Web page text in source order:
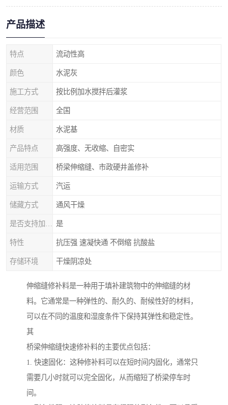
产品描述
特点 流动性高
颜色 水泥灰
施工方式 按比例加水搅拌后灌浆
经营范围 全国
材质 水泥基
产品特点 高强度、无收缩、自密实
适用范围 桥梁伸缩缝、市政硬井盖修补
运输方式 汽运
储藏方式 通风干燥
是
特性 抗压强 速凝快通 不倒缩 抗酸盐
存储环境 干燥阴凉处
伸缩缝修补料是一种用于填补建筑物中的伸缩缝的材
料。它通常是一种弹性的、耐久的、耐候性好的材料，
可以在不同的温度和湿度条件下保持其弹性和稳定性。
其
桥梁伸缩缝快速修补料的主要优点包括：
1. 快速固化：这种修补料可以在短时间内固化，通常只
需要几小时就可以完全固化，从而缩短了桥梁停车时
间。